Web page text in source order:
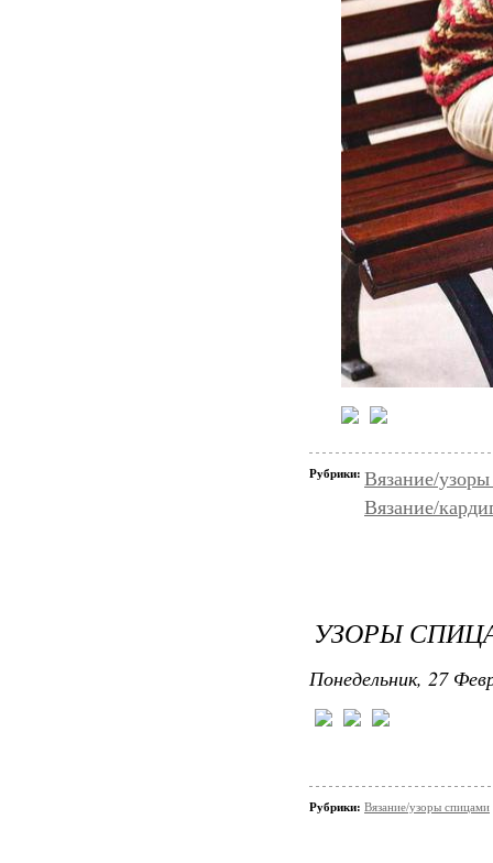
Рубрики: Вязание/
Вязание/
УЗОРЫ
Понедельник, 27
Рубрики: Вязание/узоры спицами